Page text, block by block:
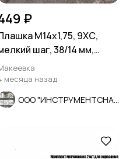
₽
М14х1,75, 9ХС,
шаг, 38/14 мм,
7740-71.
месяца назад